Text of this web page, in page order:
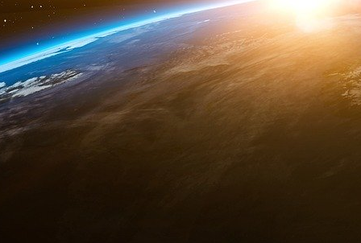
Ce jour-là, dans le discours qui officialise
« guerre des étoiles »), le président Ronald
les armes nucléaires « obsolètes et
globale, fondée sur des satellites et des
missile balistique intercontinental à charge
discours a marqué la mémoire collective
induisait et de l’asphyxie consécutive qui